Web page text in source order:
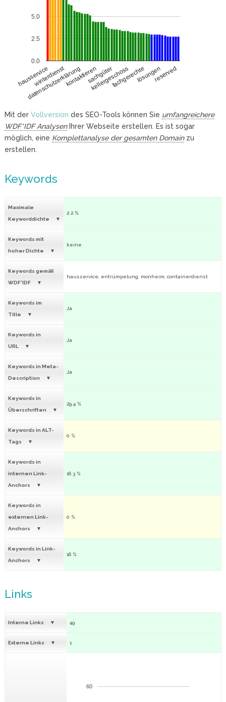
hausservicewinterdienst
datenschutzerklärungkontaktierensachgüter
kellergeschoss
fachgerechtelösungenreserved
0.0
2.5
5.0
Mit der Vollversion des SEO-Tools können Sie umfangreichere
WDF*IDF AnalysenIhrer Webseite erstellen. Es ist sogar
möglich, eine Komplettanalyse der gesamten Domainzu
erstellen.
Keywords
Maximale
Keyworddichte
2.2 %
Keywords mit
hoher Dichte
keine
Keywords gemäß
WDF*IDF
hausservice, entrümpelung, monheim, containerdienst
Keywords im
Title
Ja
Keywords in
URL
Ja
Keywords in Meta-
Description
Ja
Keywords in
Überschriften
29.4 %
Keywords in ALT-
Tags
0 %
Keywords in
internen Link-
Anchors
16.3 %
Keywords in
externen Link-
Anchors
0 %
Keywords in Link-
Anchors
16 %
Links
Interne Links 49
Externe Links 1
60